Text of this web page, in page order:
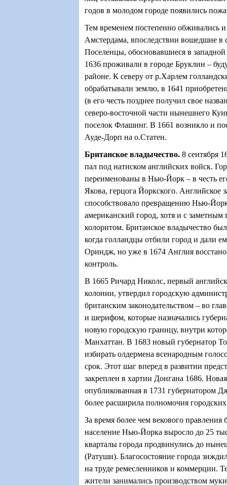
годов в молодом городе появились
Тем временем постепенно обживались
Амстердама, впоследствии вошедшие в
Поселенцы, обосновавшиеся в
1636 проживали в городе Бруклин –
районе. К северу от р.Харлем
обрабатывали землю, в 1641
(в его честь позднее получил свое
северо-восточной части нынешнего
поселок Флашинг. В 1661 возникло и
Ауде-Дорп на о.Статен.
Британское владычество. 8 сентября
пал под натиском английских войск.
переименованы в Нью-Йорк – в честь
Якова, герцога Йоркского. Английское
способствовало превращению Нью-
американский город, хотя и с заметным
колоритом. Британское владычество
когда голландцы отбили город и дали
Ориндж, но уже в 1674 Англия
контроль.
В 1665 Ричард Николс, первый
колонии, утвердил городскую
британским законодательством – во
и шерифом, которые назначались
новую городскую границу, внутри
Манхаттан. В 1683 новый губернатор
избирать олдермена всенародным
срок. Этот шаг вперед в развитии
закреплен в хартии Донгана 1686.
опубликованная в 1731 губернатором
более расширила полномочия городских
За время более чем векового правления
население Нью-Йорка выросло до 25
кварталы города продвинулись до
(Ратуши). Благосостояние города
на труде ремесленников и коммерции.
жители занимались производством